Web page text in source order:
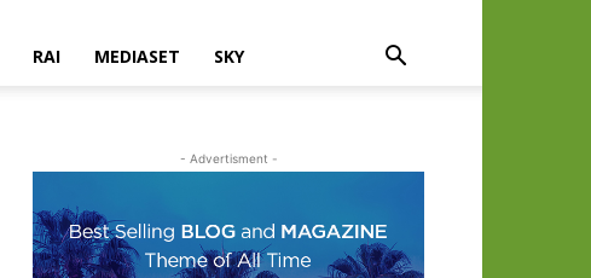
RAI MEDIASET SKY
- Advertisment -